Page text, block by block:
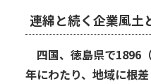
連綿と続く企業風土
四国、徳島県で1896
年にわたり、地域に根